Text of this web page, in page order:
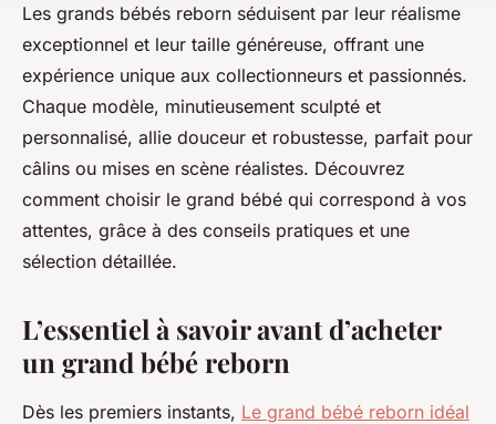
Les grands bébés reborn séduisent par leur réalisme
exceptionnel et leur taille généreuse, offrant une
expérience unique aux collectionneurs et passionnés.
Chaque modèle, minutieusement sculpté et
personnalisé, allie douceur et robustesse, parfait pour
câlins ou mises en scène réalistes. Découvrez
comment choisir le grand bébé qui correspond à vos
attentes, grâce à des conseils pratiques et une
sélection détaillée.
L’essentiel à savoir avant d’acheter
un grand bébé reborn
Dès les premiers instants, Le grand bébé reborn idéal